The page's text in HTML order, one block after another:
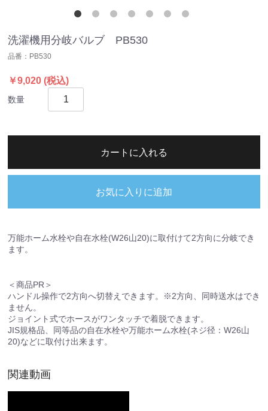
洗濯機用分岐バルブ PB530
品番： PB530
￥9,020 (税込)
数量
カートに入れる
お気に入りに追加
万能ホーム水栓や自在水栓(W26山20)に取付けて2方向に分岐でき
ます。
＜商品PR＞
ハンドル操作で2方向へ切替えできます。※2方向、同時送水はでき
ません。
ジョイント式でホースがワンタッチで着脱できます。
JIS規格品、同等品の自在水栓や万能ホーム水栓(ネジ径：W26山
20)などに取付け出来ます。
関連動画